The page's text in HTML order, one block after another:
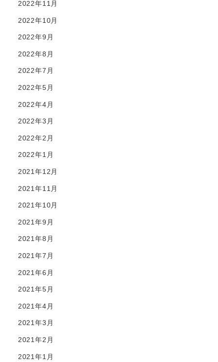
2022年11月
2022年10月
2022年9月
2022年8月
2022年7月
2022年5月
2022年4月
2022年3月
2022年2月
2022年1月
2021年12月
2021年11月
2021年10月
2021年9月
2021年8月
2021年7月
2021年6月
2021年5月
2021年4月
2021年3月
2021年2月
2021年1月